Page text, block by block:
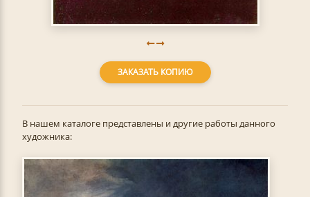
ЗАКАЗАТЬ КОПИЮ
В нашем каталоге представлены и другие работы данного
художника: